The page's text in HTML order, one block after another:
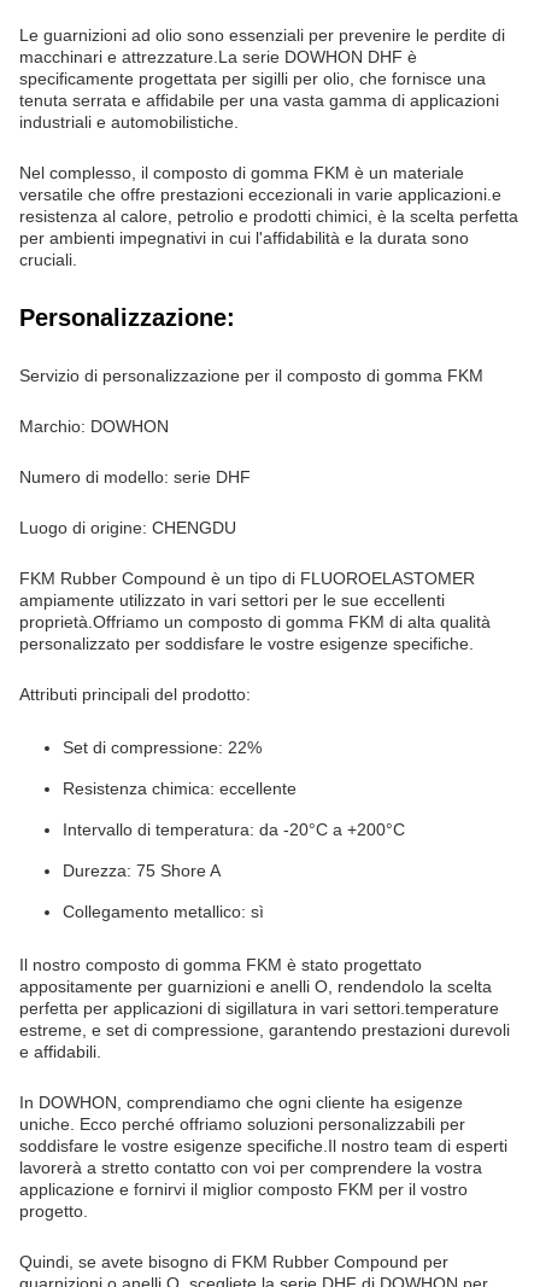
Le guarnizioni ad olio sono essenziali per prevenire le perdite di
macchinari e attrezzature.La serie DOWHON DHF è
specificamente progettata per sigilli per olio, che fornisce una
tenuta serrata e affidabile per una vasta gamma di applicazioni
industriali e automobilistiche.
Nel complesso, il composto di gomma FKM è un materiale
versatile che offre prestazioni eccezionali in varie applicazioni.e
resistenza al calore, petrolio e prodotti chimici, è la scelta perfetta
per ambienti impegnativi in cui l'affidabilità e la durata sono
cruciali.
Personalizzazione:
Servizio di personalizzazione per il composto di gomma FKM
Marchio: DOWHON
Numero di modello: serie DHF
Luogo di origine: CHENGDU
FKM Rubber Compound è un tipo di FLUOROELASTOMER
ampiamente utilizzato in vari settori per le sue eccellenti
proprietà.Offriamo un composto di gomma FKM di alta qualità
personalizzato per soddisfare le vostre esigenze specifiche.
Attributi principali del prodotto:
Set di compressione: 22%
Resistenza chimica: eccellente
Intervallo di temperatura: da -20°C a +200°C
Durezza: 75 Shore A
Collegamento metallico: sì
Il nostro composto di gomma FKM è stato progettato
appositamente per guarnizioni e anelli O, rendendolo la scelta
perfetta per applicazioni di sigillatura in vari settori.temperature
estreme, e set di compressione, garantendo prestazioni durevoli
e affidabili.
In DOWHON, comprendiamo che ogni cliente ha esigenze
uniche. Ecco perché offriamo soluzioni personalizzabili per
soddisfare le vostre esigenze specifiche.Il nostro team di esperti
lavorerà a stretto contatto con voi per comprendere la vostra
applicazione e fornirvi il miglior composto FKM per il vostro
progetto.
Quindi, se avete bisogno di FKM Rubber Compound per